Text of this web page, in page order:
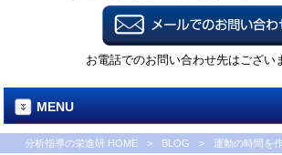
お電話でのお問い合わせ先はござい
MENU
分析指導の栄進研 HOME > BLOG > 運動の時間を